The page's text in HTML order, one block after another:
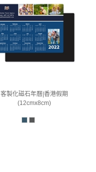
客製化磁石年曆|香港假期
(12cmx8cm)